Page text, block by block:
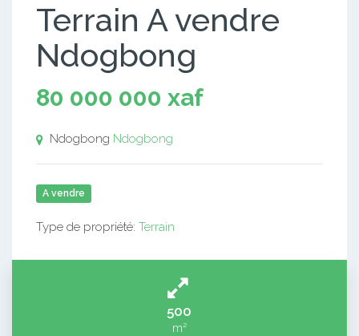
Terrain A vendre
Ndogbong
80 000 000 xaf
Ndogbong Ndogbong
A vendre
Type de propriété: Terrain
500
m²